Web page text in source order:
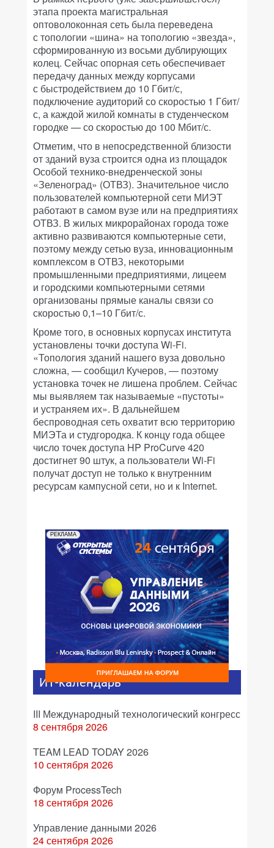
этапа проекта магистральная
оптоволоконная сеть была переведена
с топологии «шина» на топологию «звезда»,
сформированную из восьми дублирующих
колец. Сейчас опорная сеть обеспечивает
передачу данных между корпусами
с быстродействием до 10 Гбит/с,
подключение аудиторий со скоростью 1 Гбит/
с, а каждой жилой комнаты в студенческом
городке — со скоростью до 100 Мбит/с.
Отметим, что в непосредственной близости
от зданий вуза строится одна из площадок
Особой технико-внедренческой зоны
«Зеленоград» (ОТВЗ). Значительное число
пользователей компьютерной сети МИЭТ
работают в самом вузе или на предприятиях
ОТВЗ. В жилых микрорайонах города тоже
активно развиваются компьютерные сети,
поэтому между сетью вуза, инновационным
комплексом в ОТВЗ, некоторыми
промышленными предприятиями, лицеем
и городскими компьютерными сетями
организованы прямые каналы связи со
скоростью 0,1–10 Гбит/с.
Кроме того, в основных корпусах института
установлены точки доступа Wi-Fi.
«Топология зданий нашего вуза довольно
сложна, — сообщил Кучеров, — поэтому
установка точек не лишена проблем. Сейчас
мы выявляем так называемые «пустоты»
и устраняем их». В дальнейшем
беспроводная сеть охватит всю территорию
МИЭТа и студгородка. К концу года общее
число точек доступа HP ProCurve 420
достигнет 90 штук, а пользователи Wi-Fi
получат доступ не только к внутренним
ресурсам кампусной сети, но и к Internet.
РЕКЛАМА
ИТ-календарь
III Международный технологический конгресс
8 сентября 2026
TEAM LEAD TODAY 2026
10 сентября 2026
Форум ProcessTech
18 сентября 2026
Управление данными 2026
24 сентября 2026